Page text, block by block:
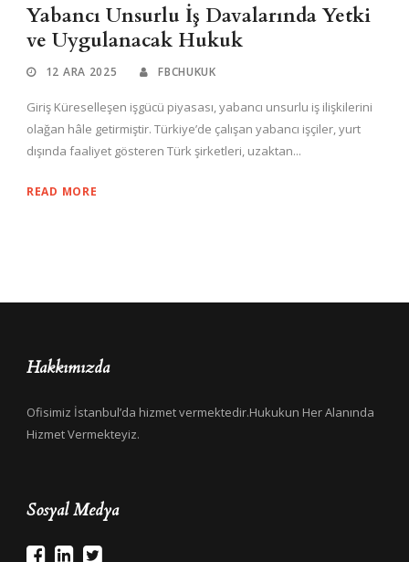
Yabancı Unsurlu İş Davalarında Yetki
ve Uygulanacak Hukuk
12 ARA 2025 FBCHUKUK
Giriş Küreselleşen işgücü piyasası, yabancı unsurlu iş ilişkilerini
olağan hâle getirmiştir. Türkiye’de çalışan yabancı işçiler, yurt
dışında faaliyet gösteren Türk şirketleri, uzaktan...
READ MORE
Hakkımızda
Ofisimiz İstanbul’da hizmet vermektedir.Hukukun Her Alanında
Hizmet Vermekteyiz.
Sosyal Medya